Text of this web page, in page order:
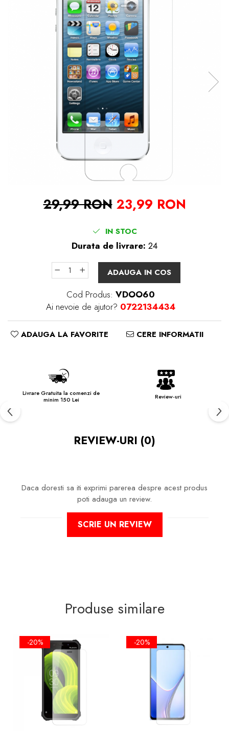
29,99 RON 23,99 RON
IN STOC
Durata de livrare: 24
ADAUGA IN COS
Cod Produs: VDOO60
Ai nevoie de ajutor? 0722134434
ADAUGA LA FAVORITE CERE INFORMATII
Livrare Gratuita la comenzi de
minim 150 Lei
Review-uri
REVIEW-URI (0)
Daca doresti sa iti exprimi parerea despre acest produs
poti adauga un review.
SCRIE UN REVIEW
Produse similare
-20% -20%